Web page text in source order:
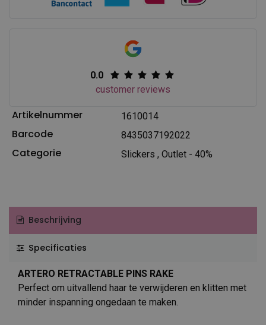
0.0
customer reviews
Artikelnummer 1610014
Barcode 8435037192022
Categorie Slickers , Outlet - 40%
Beschrijving
Specificaties
ARTERO RETRACTABLE PINS RAKE
Perfect om uitvallend haar te verwijderen en klitten met
minder inspanning ongedaan te maken.